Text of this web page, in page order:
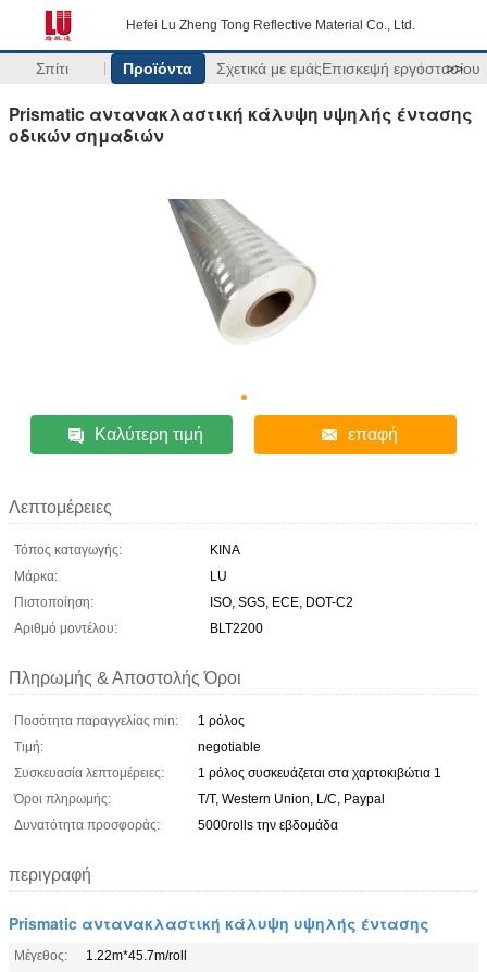
Hefei Lu Zheng Tong Reflective Material Co., Ltd.
Σπίτι Προϊόντα Σχετικά με εμάςΕπισκεψή εργοστασίου
>>
Prismatic αντανακλαστική κάλυψη υψηλής έντασης
οδικών σημαδιών
Καλύτερη τιμή επαφή
Λεπτομέρειες
Τόπος καταγωγής:
ΚΙΝΑ
Μάρκα:
LU
Πιστοποίηση:
ISO, SGS, ECE, DOT-C2
Αριθμό μοντέλου:
BLT2200
Πληρωμής & Αποστολής Όροι
Ποσότητα παραγγελίας min:
1 ρόλος
Τιμή:
negotiable
Συσκευασία λεπτομέρειες:
1 ρόλος συσκευάζεται στα χαρτοκιβώτια 1
Όροι πληρωμής:
T/T, Western Union, L/C, Paypal
Δυνατότητα προσφοράς:
5000rolls την εβδομάδα
περιγραφή
Prismatic αντανακλαστική κάλυψη υψηλής έντασης
Μέγεθος:
1.22m*45.7m/roll